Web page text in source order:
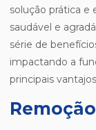
solução prática
saudável e
série de
impactando a
principais